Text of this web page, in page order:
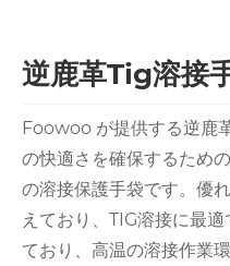
逆鹿革Tig溶接
Foowoo が提供する逆鹿
の快適さを確保するため
の溶接保護手袋です。優
えており、TIG溶接に最
ており、高温の溶接作業